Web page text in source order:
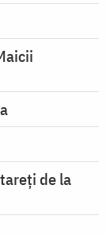
de la